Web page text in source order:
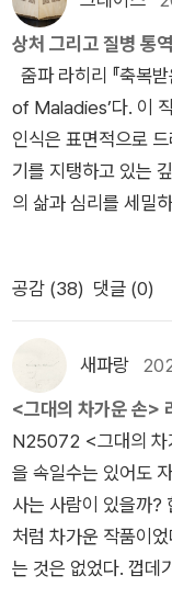
을 한다. 둘 중 한 사
는 그렇게 망가져 버
나약함.[삶이 얼마나
않았던 죄, 분에 넘치
꿨던 죄, 자신의 한계
마음 깊은 곳에서부터 가학했던 죄.]
잔득 취해 들어온다.
자는 남편의 비밀을
을 남편에게 남기고
석음으로 서로를 망
은 연민이라고 부르며
59그날 밤 나는 마지
그곳에는 아기 부처
들은 부서져 내렸다.
다. 남편의 흉터에 내
던 남편에 대한 증오
자차를 준비한다. =>
들어가서 주문을 하
도서관에서 빌리는
『디 에센셜 한강』
다. 다시 책을 구매했
강 작가를 좋아한다.
다. 그냥 그 차분한
다. 어렵게 다가왔지
시 내 감정과 상태가
그의 초기 소설을 아낀
런 이유로 읽으면서
강의 소설은 상실과
하는 궁극적인 이유
아내야 한다고 말하
언어였을 것이다. 유
력을 잃는 남자와의 이
조마조마했다. 아름
는 기분이었다. 처음
이 깨질 것 같아서,
상처 그리고 질병 통
of Maladies’다. 이
인식은 표면적으로
기를 지탱하고 있는
의 삶과 심리를 세밀
가 내게는 한 주제로
카파시 씨가 다스 부
보게 된다. 「일시적인 문제」의 '일시적'은 며칠 동안의 일시적인
정전과 부부 관계의
녁 8시부터 한 시간
있었던 무심함과 침
하고, 어둠 속에서 마
의 추억과 가벼운 이
의식에 대한 고백들
인다. 단전이 끝난다
공감 (38) 댓글 (0)
새파랑
<그대의 차가운 손>
N25072 <그대의 차
을 속일수는 있어도
사는 사람이 있을까?
처럼 차가운 작품이
는 것은 없었다. 껍데